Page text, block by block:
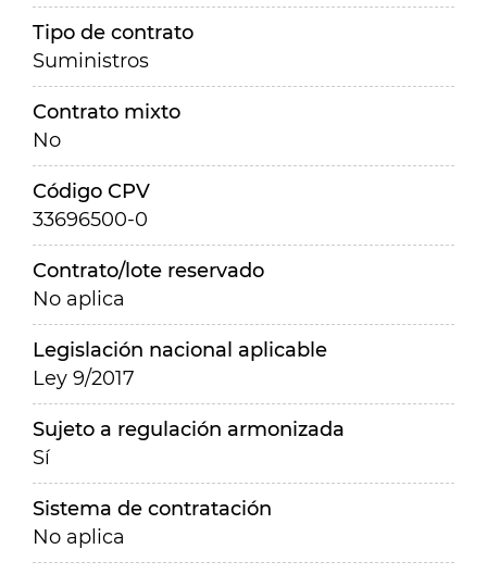
Tipo de contrato
Suministros
Contrato mixto
No
Código CPV
33696500-0
Contrato/lote reservado
No aplica
Legislación nacional aplicable
Ley 9/2017
Sujeto a regulación armonizada
Sí
Sistema de contratación
No aplica